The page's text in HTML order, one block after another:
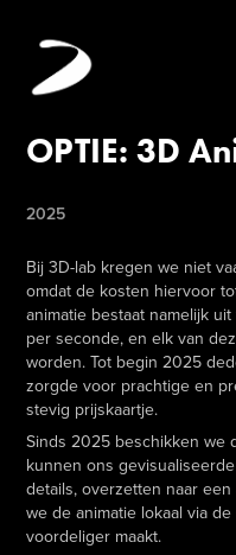
OPTIE: 3D
2025
Bij 3D-lab kregen we niet
omdat de kosten hiervoor
animatie bestaat namelijk
per seconde, en elk van
worden. Tot begin 2025
zorgde voor prachtige en
stevig prijskaartje.
Sinds 2025 beschikken we
kunnen ons
details, overzetten naar
we de animatie lokaal via
voordeliger maakt.